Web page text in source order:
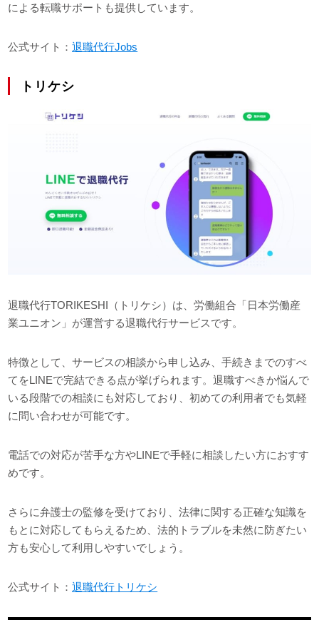
による転職サポートも提供しています。
公式サイト：退職代行Jobs
トリケシ
退職代行TORIKESHI（トリケシ）は、労働組合「日本労働産
業ユニオン」が運営する退職代行サービスです。
特徴として、サービスの相談から申し込み、手続きまでのすべ
てをLINEで完結できる点が挙げられます。退職すべきか悩んで
いる段階での相談にも対応しており、初めての利用者でも気軽
に問い合わせが可能です。
電話での対応が苦手な方やLINEで手軽に相談したい方におすす
めです。
さらに弁護士の監修を受けており、法律に関する正確な知識を
もとに対応してもらえるため、法的トラブルを未然に防ぎたい
方も安心して利用しやすいでしょう。
公式サイト：退職代行トリケシ